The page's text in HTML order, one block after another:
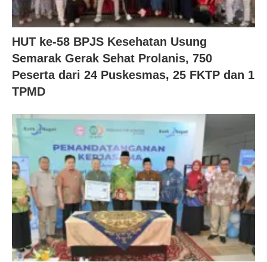
HUT ke-58 BPJS Kesehatan Usung
Semarak Gerak Sehat Prolanis, 750
Peserta dari 24 Puskesmas, 25 FKTP dan 1
TPMD